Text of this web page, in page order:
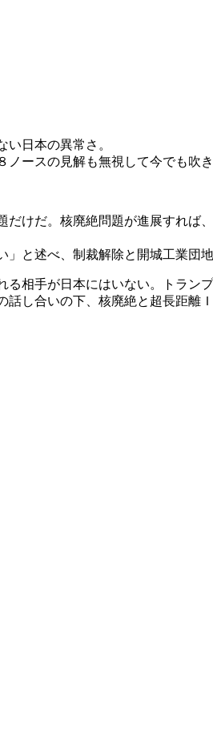
日本の異常さ。
ースの見解も無視して今でも吹き
けだ。核廃絶問題が進展すれば
と述べ、制裁解除と開城工業団
相手が日本にはいない。トラン
し合いの下、核廃絶と超長距離